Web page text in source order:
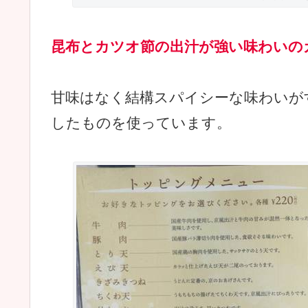
昆布とカツオ節の出汁が強い味わい
甘味はなく結構スパイシーな味わい
したものを使っています。